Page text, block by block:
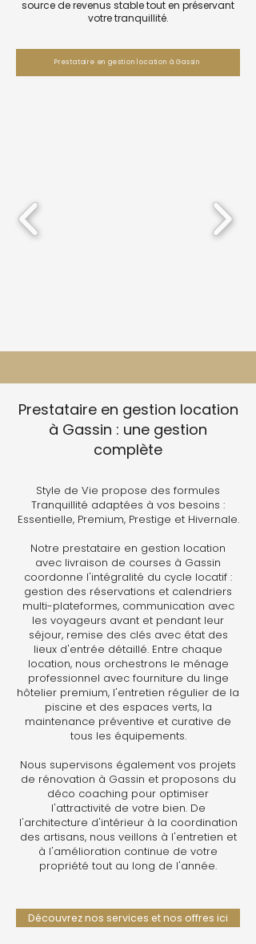
source de revenus stable tout en préservant
votre tranquillité.
Prestataire en gestion location à Gassin
Prestataire en gestion location
à Gassin : une gestion
complète
Style de Vie propose des formules
Tranquillité adaptées à vos besoins :
Essentielle, Premium, Prestige et Hivernale.
Notre prestataire en gestion location
avec livraison de courses à Gassin
coordonne l'intégralité du cycle locatif :
gestion des réservations et calendriers
multi-plateformes, communication avec
les voyageurs avant et pendant leur
séjour, remise des clés avec état des
lieux d'entrée détaillé. Entre chaque
location, nous orchestrons le ménage
professionnel avec fourniture du linge
hôtelier premium, l'entretien régulier de la
piscine et des espaces verts, la
maintenance préventive et curative de
tous les équipements.
Nous supervisons également vos projets
de rénovation à Gassin et proposons du
déco coaching pour optimiser
l'attractivité de votre bien. De
l'architecture d'intérieur à la coordination
des artisans, nous veillons à l'entretien et
à l'amélioration continue de votre
propriété tout au long de l'année.
Découvrez nos services et nos offres ici